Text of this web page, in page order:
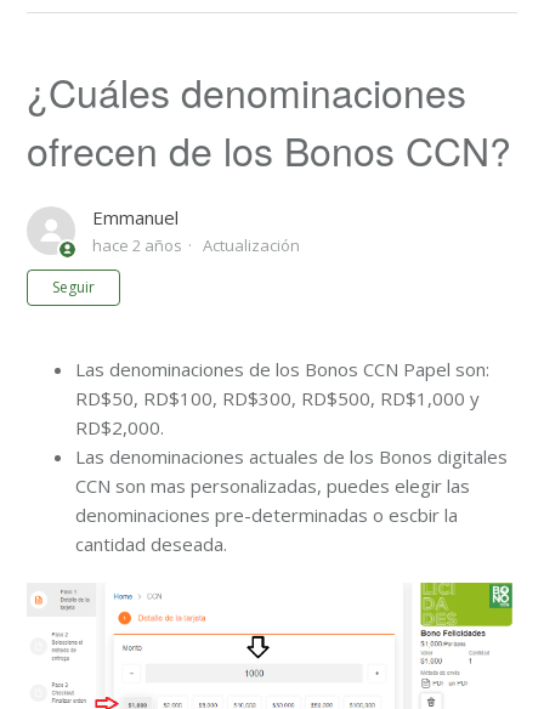
¿Cuáles denominaciones
ofrecen de los Bonos CCN?
Emmanuel
hace 2 años Actualización
Seguir
Las denominaciones de los Bonos CCN Papel son:
RD$50, RD$100, RD$300, RD$500, RD$1,000 y
RD$2,000.
Las denominaciones actuales de los Bonos digitales
CCN son mas personalizadas, puedes elegir las
denominaciones pre-determinadas o escbir la
cantidad deseada.